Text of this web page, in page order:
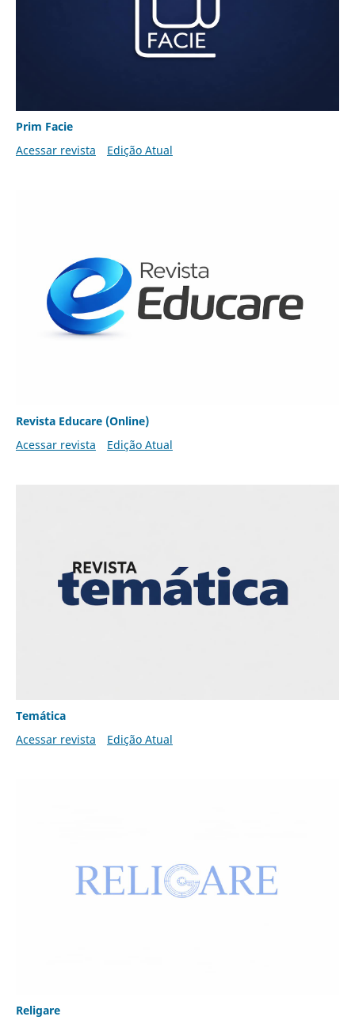
Prim Facie
Acessar revista
Edição Atual
Revista Educare (Online)
Acessar revista
Edição Atual
Temática
Acessar revista
Edição Atual
Religare